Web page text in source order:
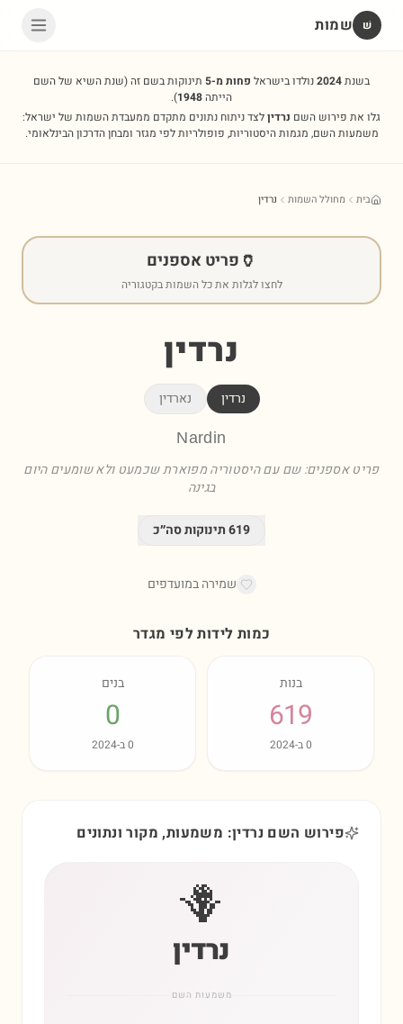
שׁ שמות
בשנת2024נולדו בישראל פחות מ-5 תינוקות בשם זה(שנת השיא של השם
הייתה1948
).
גלו את פירוש השם נרדיןלצד ניתוח נתונים מתקדם ממעבדת השמות של ישראל:
משמעות השם, מגמות היסטוריות, פופולריות לפי מגזר ומבחן הדרכון הבינלאומי.
בית מחולל השמות נרדין
🏺 פריט אספנים
לחצו לגלות את כל השמות בקטגוריה
נרדין
נרדין נארדין
Nardin
פריט אספנים: שם עם היסטוריה מפוארת שכמעט ולא שומעים היום
בגינה
619תינוקות סה״כ
שמירה במועדפים
כמות לידות לפי מגדר
בנות
619
0ב-2024
בנים
0
0ב-2024
פירוש השם נרדין: משמעות, מקור ונתונים
🪻
נרדין
משמעות השם